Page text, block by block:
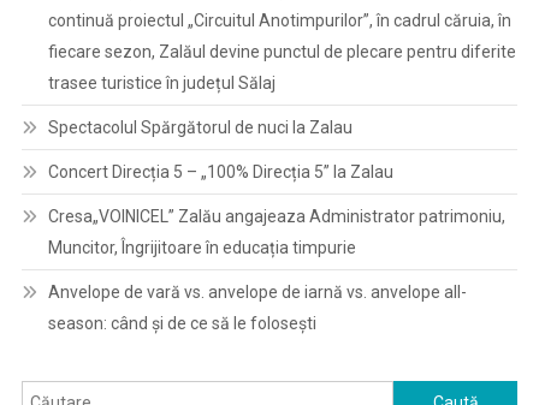
continuă proiectul „Circuitul Anotimpurilor”, în cadrul căruia, în
fiecare sezon, Zalăul devine punctul de plecare pentru diferite
trasee turistice în județul Sălaj
Spectacolul Spărgătorul de nuci la Zalau
Concert Direcția 5 – „100% Direcția 5” la Zalau
Cresa„VOINICEL” Zalău angajeaza Administrator patrimoniu,
Muncitor, Îngrijitoare în educația timpurie
Anvelope de vară vs. anvelope de iarnă vs. anvelope all-
season: când și de ce să le folosești
Caută